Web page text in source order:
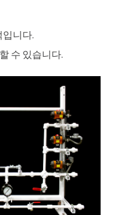
니다.
수 있습니다.